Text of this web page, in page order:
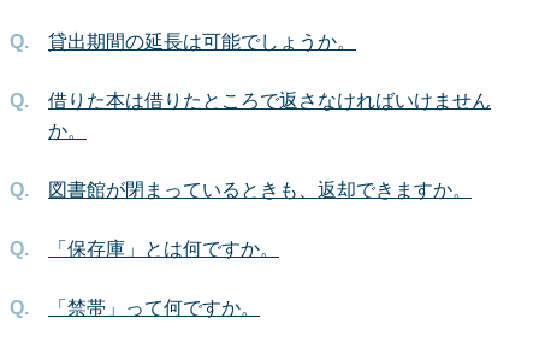
貸出期間の延長は可能でしょうか。
借りた本は借りたところで返さなければいけません
か。
図書館が閉まっているときも、返却できますか。
「保存庫」とは何ですか。
「禁帯」って何ですか。